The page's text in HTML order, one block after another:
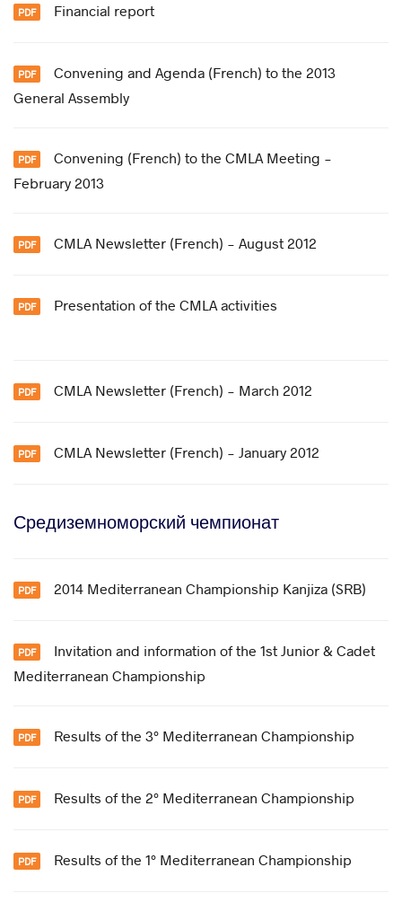
Financial report
Convening and Agenda (French) to the 2013
General Assembly
Convening (French) to the CMLA Meeting -
February 2013
CMLA Newsletter (French) - August 2012
Presentation of the CMLA activities
CMLA Newsletter (French) - March 2012
CMLA Newsletter (French) - January 2012
Средиземноморский чемпионат
2014 Mediterranean Championship Kanjiza (SRB)
Invitation and information of the 1st Junior & Cadet
Mediterranean Championship
Results of the 3° Mediterranean Championship
Results of the 2° Mediterranean Championship
Results of the 1° Mediterranean Championship